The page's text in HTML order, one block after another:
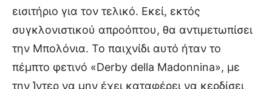
εισιτήριο για τον τελικό. Εκεί, εκτός
συγκλονιστικού απροόπτου, θα αντιμετωπίσει
την Μπολόνια. Το παιχνίδι αυτό ήταν το
πέμπτο φετινό «Derby della Madonnina», με
την Ίντερ να μην έχει καταφέρει να κερδίσει